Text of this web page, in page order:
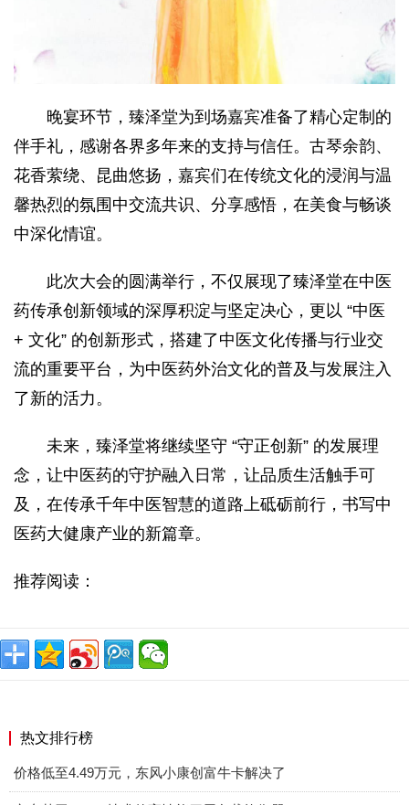
晚宴环节，臻泽堂为到场嘉宾准备了精心定制的
伴手礼，感谢各界多年来的支持与信任。古琴余韵、
花香萦绕、昆曲悠扬，嘉宾们在传统文化的浸润与温
馨热烈的氛围中交流共识、分享感悟，在美食与畅谈
中深化情谊。
此次大会的圆满举行，不仅展现了臻泽堂在中医
药传承创新领域的深厚积淀与坚定决心，更以 “中医
+ 文化” 的创新形式，搭建了中医文化传播与行业交
流的重要平台，为中医药外治文化的普及与发展注入
了新的活力。
未来，臻泽堂将继续坚守 “守正创新” 的发展理
念，让中医药的守护融入日常，让品质生活触手可
及，在传承千年中医智慧的道路上砥砺前行，书写中
医药大健康产业的新篇章。
推荐阅读：
热文排行榜
价格低至4.49万元，东风小康创富牛卡解决了